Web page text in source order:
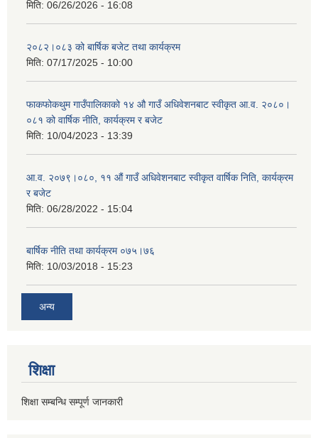
मिति: 06/26/2026 - 16:08
२०८२।०८३ को बार्षिक बजेट तथा कार्यक्रम
मिति: 07/17/2025 - 10:00
फाकफोकथुम गाउँपालिकाको १४ औ गाउँ अधिवेशनबाट स्वीकृत आ.व. २०८०।
०८१ को वार्षिक नीति, कार्यक्रम र बजेट
मिति: 10/04/2023 - 13:39
आ.व. २०७९।०८०, ११ औं गाउँ अधिवेशनबाट स्वीकृत वार्षिक निति, कार्यक्रम
र बजेट
मिति: 06/28/2022 - 15:04
बार्षिक नीति तथा कार्यक्रम ०७५।७६
मिति: 10/03/2018 - 15:23
अन्य
शिक्षा
शिक्षा सम्बन्धि सम्पूर्ण जानकारी